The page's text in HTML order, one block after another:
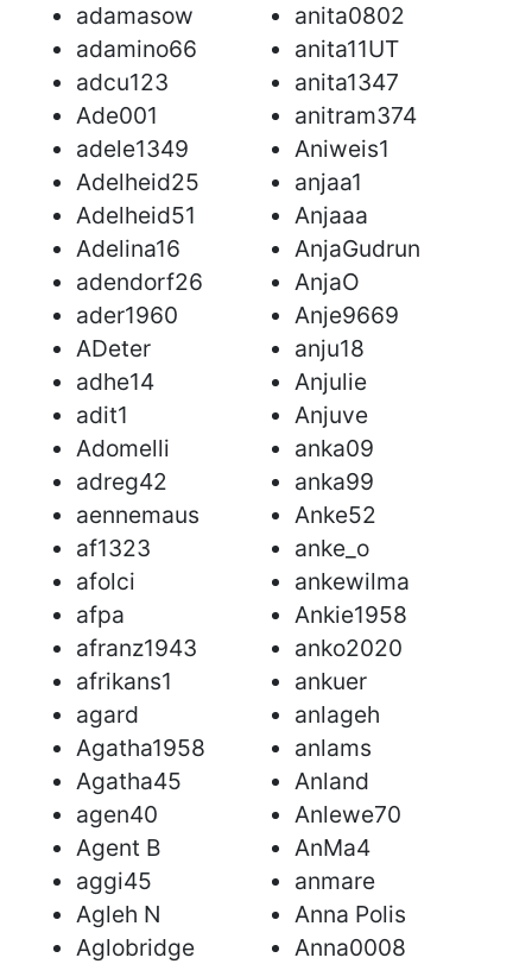
adamasow
adamino66
adcu123
Ade001
adele1349
Adelheid25
Adelheid51
Adelina16
adendorf26
ader1960
ADeter
adhe14
adit1
Adomelli
adreg42
aennemaus
af1323
afolci
afpa
afranz1943
afrikans1
agard
Agatha1958
Agatha45
agen40
Agent B
aggi45
Agleh N
Aglobridge
anita0802
anita11UT
anita1347
anitram374
Aniweis1
anjaa1
Anjaaa
AnjaGudrun
AnjaO
Anje9669
anju18
Anjulie
Anjuve
anka09
anka99
Anke52
anke_o
ankewilma
Ankie1958
anko2020
ankuer
anlageh
anlams
Anland
Anlewe70
AnMa4
anmare
Anna Polis
Anna0008